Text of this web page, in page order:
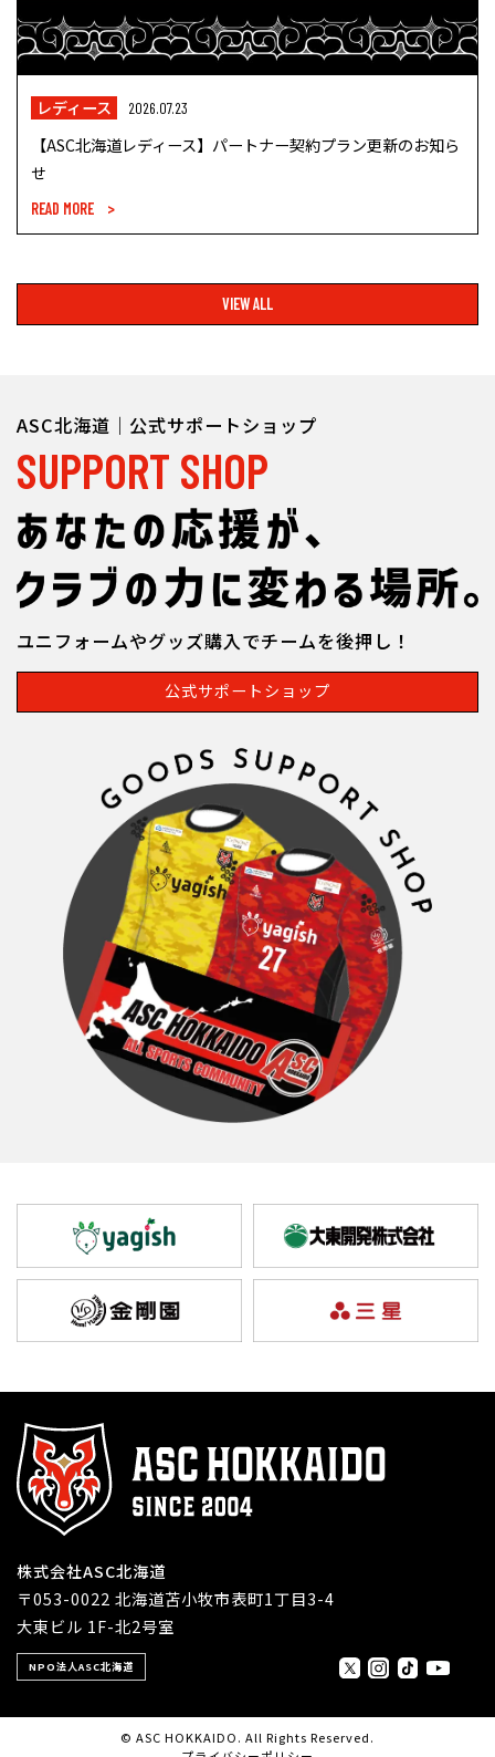
レディース 2026.07.23
【ASC北海道レディース】パートナー契約プラン更新のお知ら
せ
READ MORE >
VIEW ALL
ASC北海道｜公式サポートショップ
SUPPORT SHOP
ユニフォームやグッズ購入でチームを後押し！
公式サポートショップ
株式会社ASC北海道
〒053-0022 北海道苫小牧市表町1丁目3-4
大東ビル 1F-北2号室
NPO法人ASC北海道
© ASC HOKKAIDO. All Rights Reserved.